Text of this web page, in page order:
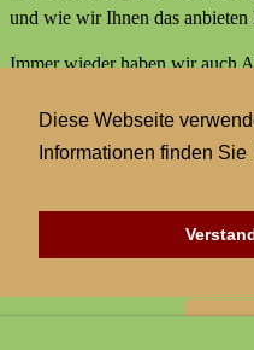
Diese Webseite
Informationen finden Sie
und wie wir Ihnen das anbieten
Immer wieder haben wir auch
Alpakaprodukte, z.B.
Wolle unserer Tiere und
Wir bieten keine externen
Alpaka-Wanderungen. Aber
Sie bei uns Alpakas Mal
besuchen in erreichbarer Nähe